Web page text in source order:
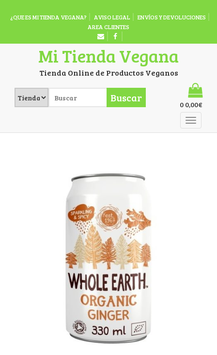
¿QUE ES MI TIENDA VEGANA? AVISO LEGAL
ENVÍOS Y DEVOLUCIONES
AREA CLIENTES
Mi Tienda Vegana
Tienda Online de Productos Veganos
Buscar
0 0,00€